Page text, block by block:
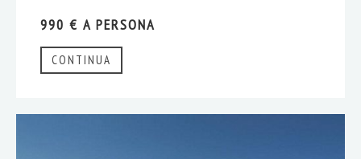
990 € A PERSONA
CONTINUA